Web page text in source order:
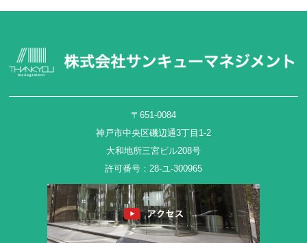
〒651-0084
神戸市中央区磯辺通3丁目1-2
大和地所三宮ビル208号
許可番号：28-ユ-300965